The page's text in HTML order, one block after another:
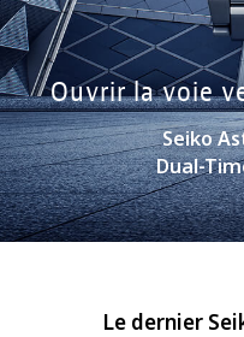
Ouvrir la voie
Seiko
Dual-
Le dernier